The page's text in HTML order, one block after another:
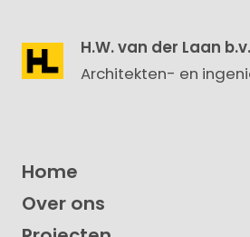
H.W. van der Laan b.v.
Architekten- en
Home
Over ons